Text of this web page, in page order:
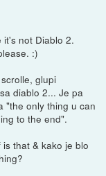
it's not Diablo 2.
:)
glupi
diablo 2... Je pa
"the only thing u can
to the end".
that & kako je blo